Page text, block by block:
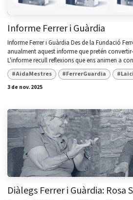
Informe Ferrer i Guàrdia
Informe Ferrer i Guàrdia Des de la Fundació
anualment aquest informe que pretén
L'informe recull reflexions que ens animen a
#AidaMestres #FerrerGuardia
3 de nov. 2025
Diàlegs Ferrer i Guàrdia: Rosa